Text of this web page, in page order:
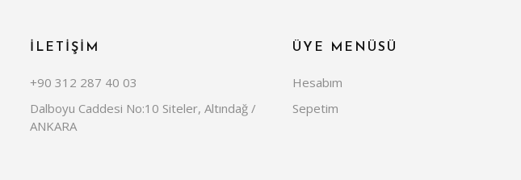
İLETİŞİM
+90 312 287 40 03
Dalboyu Caddesi No:10 Siteler, Altındağ /
ANKARA
ÜYE MENÜSÜ
Hesabım
Sepetim